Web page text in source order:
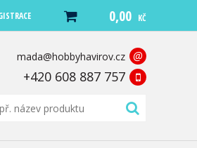
0,00 KČ
mada@hobbyhavirov.cz @
+420 608 887 757